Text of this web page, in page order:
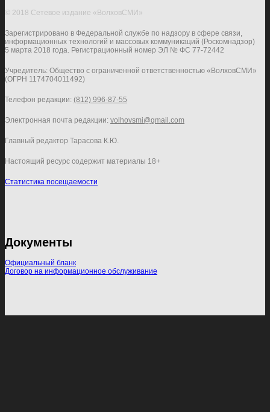
© 2018 Сетевое издание «ВолховСМИ»
Зарегистрировано в Федеральной службе по надзору в сфере связи,
информационных технологий и массовых коммуникаций (Роскомнадзор)
5 марта 2018 года. Регистрационный номер ЭЛ № ФС 77-72442
Учредитель: Общество с ограниченной ответственностью «ВолховСМИ»
(ОГРН 1174704011492)
Телефон редакции: (812) 996-87-55
Электронная почта редакции: volhovsmi@gmail.com
Главный редактор Тарасова К.Ю.
Настоящий ресурс содержит материалы 18+
Статистика посещаемости
Документы
Официальный бланк
Договор на информационное обслуживание